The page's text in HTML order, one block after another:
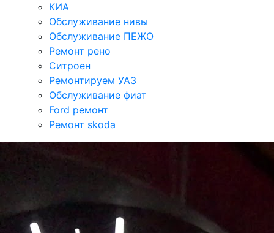
КИА
Обслуживание нивы
Обслуживание ПЕЖО
Ремонт рено
Ситроен
Ремонтируем УАЗ
Обслуживание фиат
Ford ремонт
Ремонт skoda